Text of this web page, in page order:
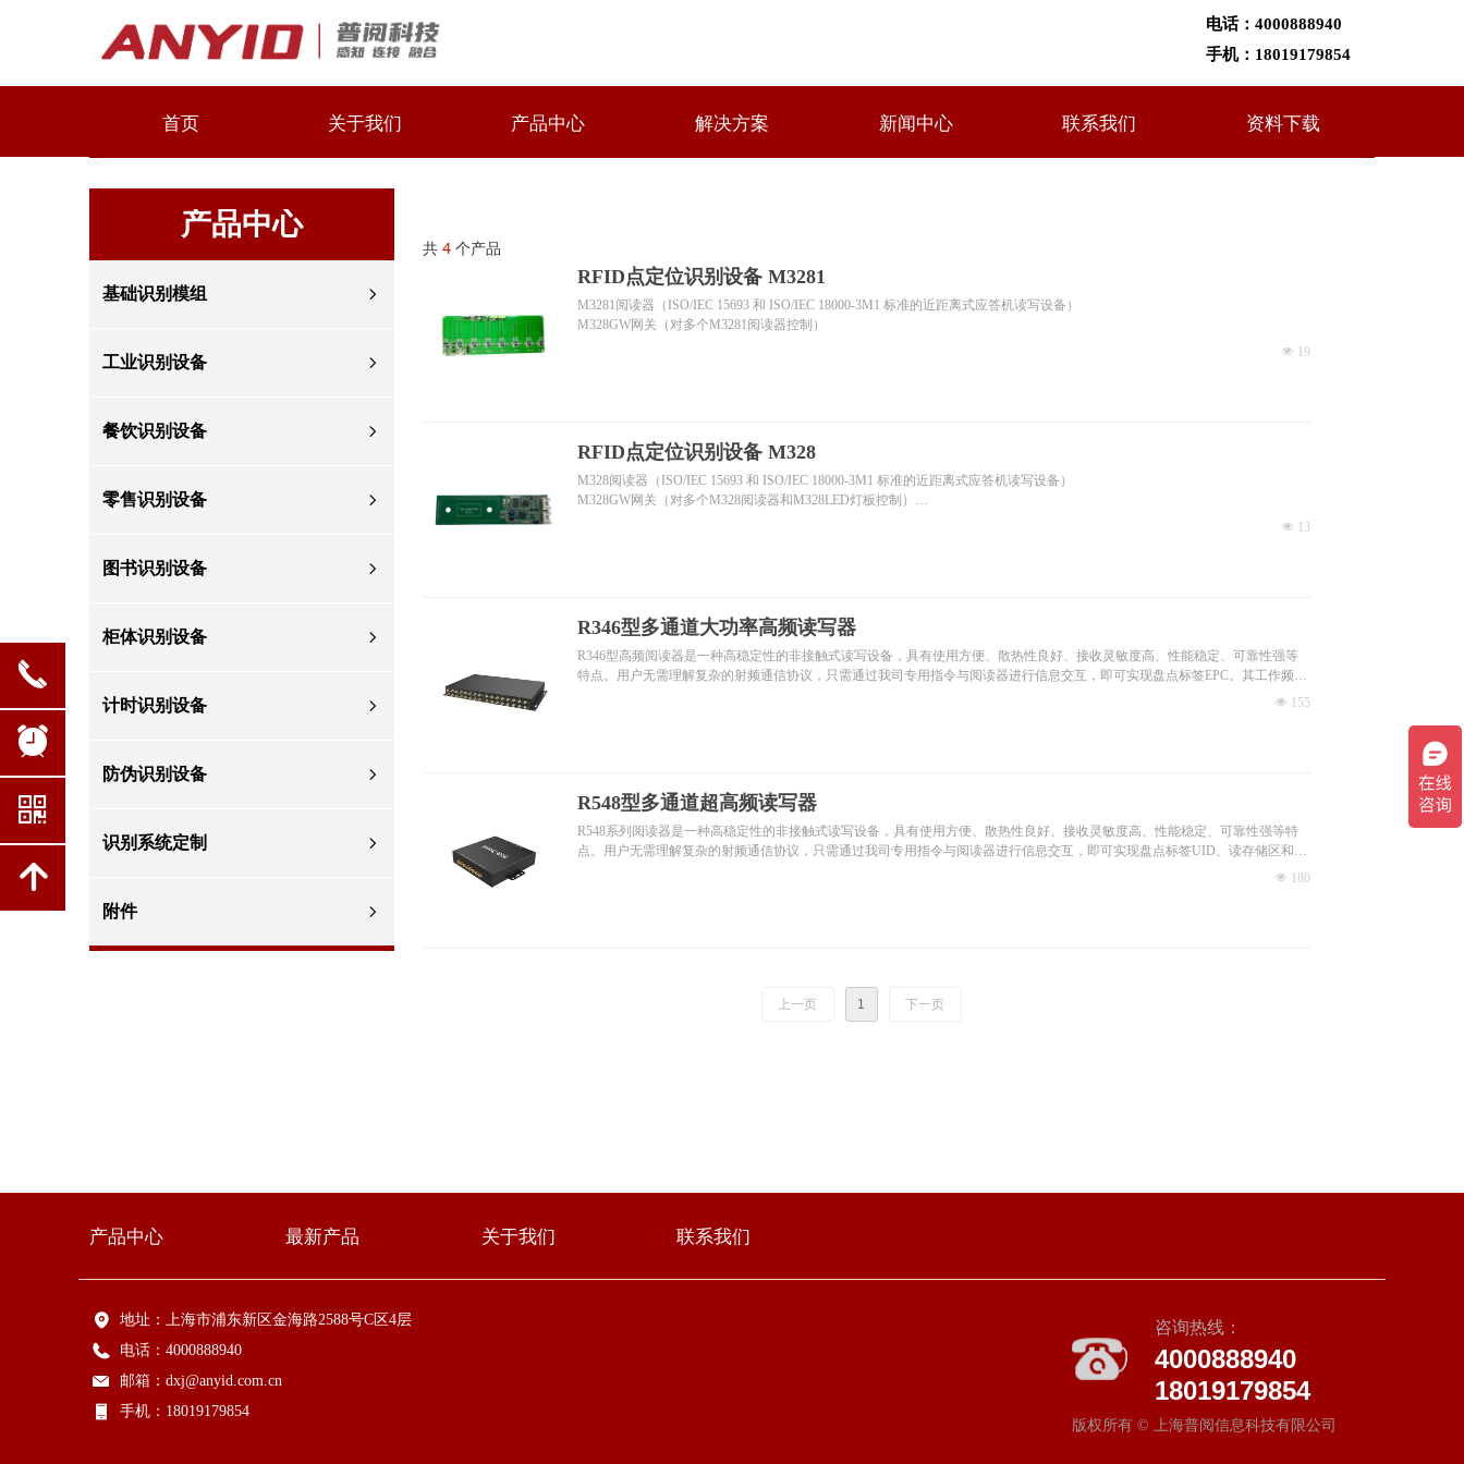
电话： 4000888940
手机： 18019179854
首页 关于我们 产品中心 解决方案 新闻中心 联系我们 资料下载
产品中心
ꁇ
基础识别模组
ꁇ
工业识别设备
ꁇ
餐饮识别设备
ꁇ
零售识别设备
ꁇ
图书识别设备
ꁇ
柜体识别设备
ꁇ
计时识别设备
ꁇ
防伪识别设备
ꁇ
识别系统定制
ꁇ
附件
共 4 个产品
RFID点定位识别设备 M3281
M3281阅读器（ISO/IEC 15693 和 ISO/IEC 18000-3M1 标准的近距离式应答机读写设备）
M328GW网关（对多个M3281阅读器控制）
넶 19
RFID点定位识别设备 M328
M328阅读器（ISO/IEC 15693 和 ISO/IEC 18000-3M1 标准的近距离式应答机读写设备）
M328GW网关（对多个M328阅读器和M328LED灯板控制）
넶 13
R346型多通道大功率高频读写器
R346型高频阅读器是一种高稳定性的非接触式读写设备，具有使用方便、散热性良好、接收灵敏度高、性能稳定、可靠性强等
特点。用户无需理解复杂的射频通信协议，只需通过我司专用指令与阅读器进行信息交互，即可实现盘点标签EPC。其工作频率
넶 155
R548型多通道超高频读写器
R548系列阅读器是一种高稳定性的非接触式读写设备，具有使用方便、散热性良好、接收灵敏度高、性能稳定、可靠性强等特
点。用户无需理解复杂的射频通信协议，只需通过我司专用指令与阅读器进行信息交互，即可实现盘点标签UID、读存储区和写
存储区。其工作频率为902.00MHz~928.00MHz，支持EPCglobal UHFClass1Gen2/ISO18000-6C标准，支持RS232/RS485&LAN接
넶 180
上一页 1 下一页
地址： 上海市浦东新区金海路2588号C区4层
电话： 4000888940
邮箱： dxj@anyid.com.cn
手机： 18019179854
产品中心 最新产品 关于我们 联系我们
咨询热线：
4000888940
18019179854
版权所有 © 上海普阅信息科技有限公司
끅
뀥
낃
녕